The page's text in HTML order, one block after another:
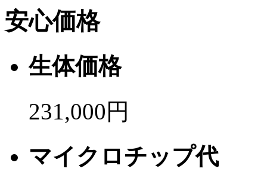
安心価格
生体価格
231,000円
マイクロチップ代